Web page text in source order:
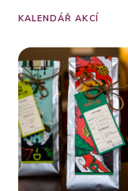
KALENDÁŘ AKCÍ